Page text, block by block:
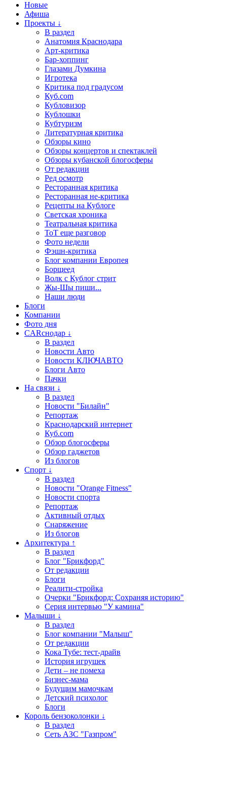
Новые
Афиша
Проекты ↓
В раздел
Анатомия Краснодара
Арт-критика
Бар-хоппинг
Глазами Думкина
Игротека
Критика под градусом
Куб.com
Кубловизор
Кублошки
Кубтуризм
Литературная критика
Обзоры кино
Обзоры концертов и спектаклей
Обзоры кубанской блогосферы
От редакции
Ред осмотр
Ресторанная критика
Ресторанная не-критика
Рецепты на Кублоге
Светская хроника
Театральная критика
ТоТ еще разговор
Фото недели
Фэшн-критика
Блог компании Европея
Борщеед
Волк с Кублог стрит
Жы-Шы пиши...
Наши люди
Блоги
Компании
Фото дня
CARснодар ↓
В раздел
Новости Авто
Новости КЛЮЧАВТО
Блоги Авто
Пачки
На связи ↓
В раздел
Новости "Билайн"
Репортаж
Краснодарский интернет
Куб.com
Обзор блогосферы
Обзор гаджетов
Из блогов
Спорт ↓
В раздел
Новости "Orange Fitness"
Новости спорта
Репортаж
Активный отдых
Снаряжение
Из блогов
Архитектура ↑
В раздел
Блог "Брикфорд"
От редакции
Блоги
Реалити-стройка
Очерки "Брикфорд: Сохраняя историю"
Серия интервью "У камина"
Малыши ↓
В раздел
Блог компании "Малыш"
От редакции
Кока Тубе: тест-драйв
История игрушек
Дети – не помеха
Бизнес-мама
Будущим мамочкам
Детский психолог
Блоги
Король бензоколонки ↓
В раздел
Сеть АЗС "Газпром"